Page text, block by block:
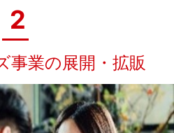
2
事業の展開・拡販